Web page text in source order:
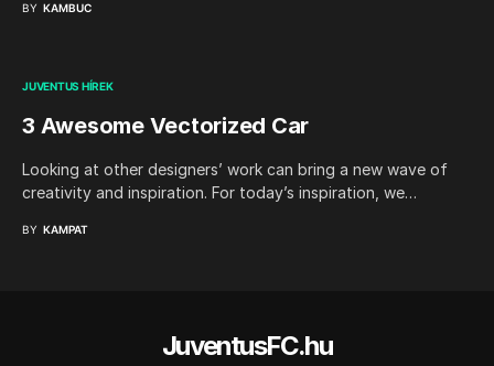
BY KAMBUC
JUVENTUS HÍREK
3 Awesome Vectorized Car
Looking at other designers’ work can bring a new wave of
creativity and inspiration. For today’s inspiration, we…
BY KAMPAT
JuventusFC.hu